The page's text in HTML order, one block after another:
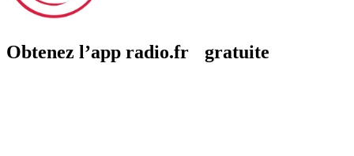
Obtenez l’app radio.fr gratuite